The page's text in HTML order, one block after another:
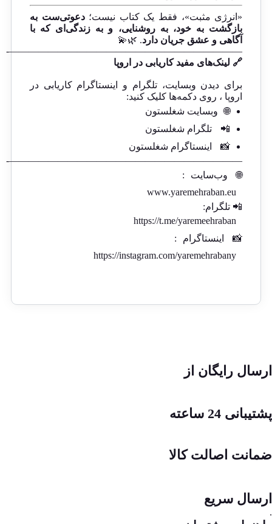
«انرژی مثبت»، فقط یک کتاب نیست؛دعوتی‌ست به
بازگشت به خود، به روشنایی، و به زندگی‌ای که با
آگاهی و عشق جریان دارد. 🌿💫
————————————————————————-
🔗 لینک‌های مفید کاریابی در اروپا
برای دیدن وبسایت، تلگرام و اینستاگرام کاریابی در
اروپا ، روی دکمه‌ها کلیک کنید:
🌐
وبسایت شغلستون
📲
تلگرام شغلستون
📸
اینستاگرام شغلستون
————————————————————————-
🌐
وب‌سایت
:
www.yaremehraban.eu
📲 تلگرام:
https://t.me/yaremeehraban
📸
اینستاگرام
:
https://instagram.com/yaremehrabany
ارسال رایگان از
پشتیبانی 24 ساعته
ضمانت اصالت کالا
ارسال سریع
.